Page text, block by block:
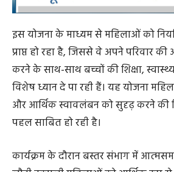
इस योजना के माध्यम से महिलाओं को
प्राप्त हो रहा है, जिससे वे अपने परिवार
करने के साथ-साथ बच्चों की शिक्षा,
विशेष ध्यान दे पा रही हैं। यह योजना
पहल साबित हो रही है।